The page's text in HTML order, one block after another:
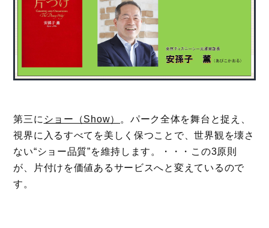
第三に ショー（Show）
。パーク全体を舞台と捉え、
視界に入るすべてを美しく保つことで、世界観を壊さ
ない“ショー品質”を維持します。・・・この3原則
が、片付けを価値あるサービスへと変えているので
す。